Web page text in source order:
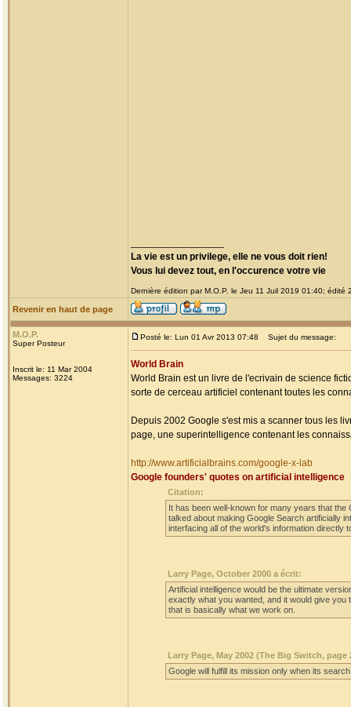
La vie est un privilege, elle ne vous doit rien!
Vous lui devez tout, en l'occurence votre vie
Dernière édition par M.O.P. le Jeu 11 Juil 2019 01:40; édité
Revenir en haut de page
M.O.P.
Super Posteur
Inscrit le: 11 Mar 2004
Messages: 3224
Posté le: Lun 01 Avr 2013 07:48 Sujet du message:
World Brain
World Brain est un livre de l'ecrivain de science
sorte de cerceau artificiel contenant toutes les
Depuis 2002 Google s'est mis a scanner tous les
page, une superintelligence contenant les
http://www.artificialbrains.com/google-x-lab
Google founders' quotes on artificial intelligence
Citation:
It has been well-known for many years that
talked about making Google Search artificially
interfacing all of the world's information directly
Larry Page, October 2000 a écrit:
Artificial intelligence would be the ultimate
exactly what you wanted, and it would give you
that is basically what we work on.
Larry Page, May 2002 (The Big Switch, page
Google will fulfill its mission only when its